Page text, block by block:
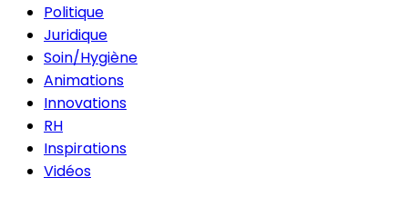
Politique
Juridique
Soin/Hygiène
Animations
Innovations
RH
Inspirations
Vidéos